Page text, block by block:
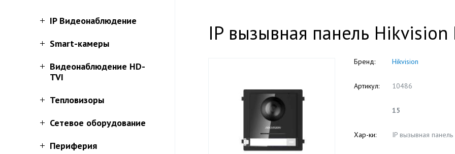
IP Видеонаблюдение
Smart-камеры
Видеонаблюдение HD-
TVI
Тепловизоры
Сетевое оборудование
Периферия
IP вызывная панель Hikvision
Бренд: Hikvision
Артикул: 10486
15
Хар-ки: IP вызывная панель